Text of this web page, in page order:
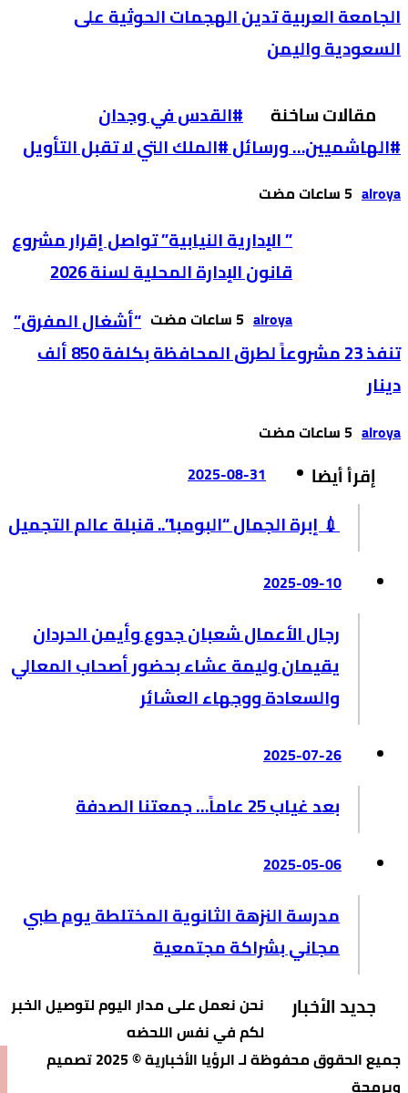
الجامعة العربية تدين الهجمات الحوثية على
السعودية واليمن
مقالات ساخنة
#القدس في وجدان
#الهاشميين… ورسائل #الملك التي لا تقبل التأويل
alroya
” الإدارية النيابية” تواصل إقرار مشروع
قانون الإدارة المحلية لسنة 2026
alroya
“أشغال المفرق”
تنفذ 23 مشروعاً لطرق المحافظة بكلفة 850 ألف
دينار
alroya
إقرأ أيضا 2025-08-31
💉 إبرة الجمال “البومبا”.. قنبلة عالم التجميل
2025-09-10
رجال الأعمال شعبان جدوع وأيمن الحردان
يقيمان وليمة عشاء بحضور أصحاب المعالي
والسعادة ووجهاء العشائر
2025-07-26
بعد غياب 25 عاماً… جمعتنا الصدفة
2025-05-06
مدرسة النزهة الثانوية المختلطة يوم طبي
مجاني بشراكة مجتمعية
جديد الأخبار
نحن نعمل على مدار اليوم لتوصيل الخبر
لكم في نفس اللحضه
جميع الحقوق محفوظة لـ الرؤيا الأخبارية © 2025 تصميم
وبرمجة